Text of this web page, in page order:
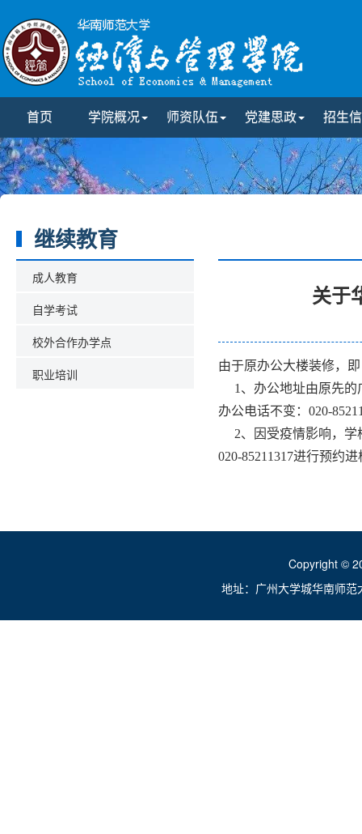
首页 学院概况 师资队伍 党建思政 招生
继续教育
成人教育
自学考试
校外合作办学点
职业培训
关于
由于原办公大楼装修，
1、办公地址由原先的
办公电话不变：020-
2、因受疫情影响，学
020-85211317进行预约
Copyright ©
地址：广州大学城华南